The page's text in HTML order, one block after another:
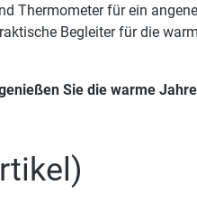
Thermometer für ein
Begleiter für die
Sie die warme
)